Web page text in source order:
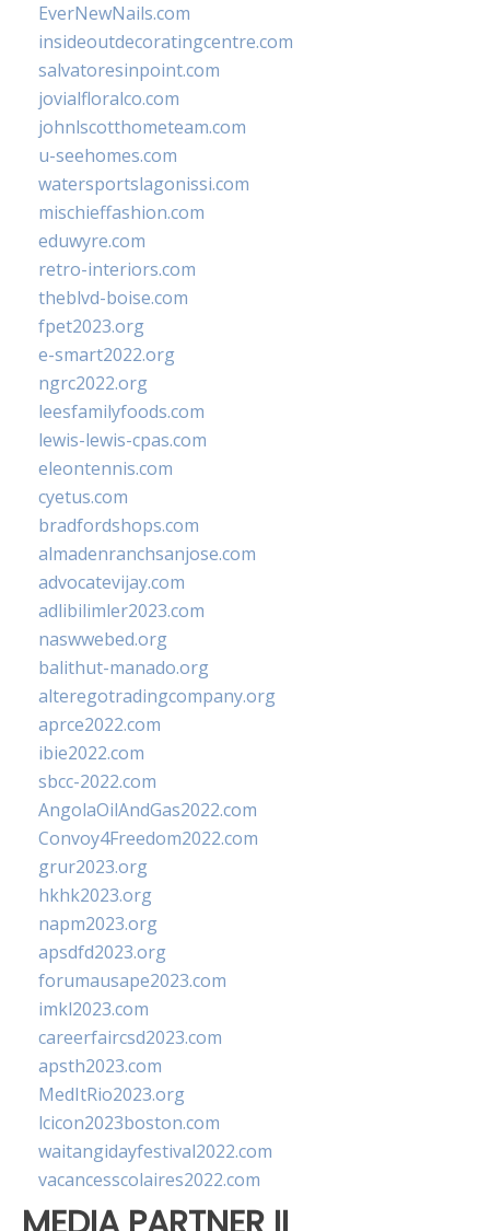
EverNewNails.com
insideoutdecoratingcentre.com
salvatoresinpoint.com
jovialfloralco.com
johnlscotthometeam.com
u-seehomes.com
watersportslagonissi.com
mischieffashion.com
eduwyre.com
retro-interiors.com
theblvd-boise.com
fpet2023.org
e-smart2022.org
ngrc2022.org
leesfamilyfoods.com
lewis-lewis-cpas.com
eleontennis.com
cyetus.com
bradfordshops.com
almadenranchsanjose.com
advocatevijay.com
adlibilimler2023.com
naswwebed.org
balithut-manado.org
alteregotradingcompany.org
aprce2022.com
ibie2022.com
sbcc-2022.com
AngolaOilAndGas2022.com
Convoy4Freedom2022.com
grur2023.org
hkhk2023.org
napm2023.org
apsdfd2023.org
forumausape2023.com
imkl2023.com
careerfaircsd2023.com
apsth2023.com
MedItRio2023.org
lcicon2023boston.com
waitangidayfestival2022.com
vacancesscolaires2022.com